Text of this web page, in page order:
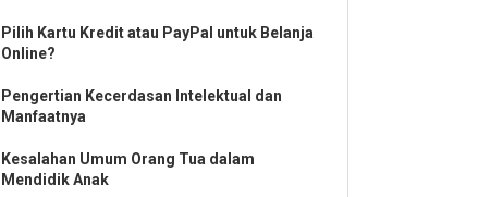
Pilih Kartu Kredit atau PayPal untuk Belanja
Online?
Pengertian Kecerdasan Intelektual dan
Manfaatnya
Kesalahan Umum Orang Tua dalam
Mendidik Anak